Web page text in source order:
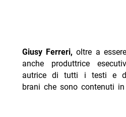
Giusy Ferreri, oltre a
anche produttrice
autrice di tutti i testi e
brani che sono contenuti in